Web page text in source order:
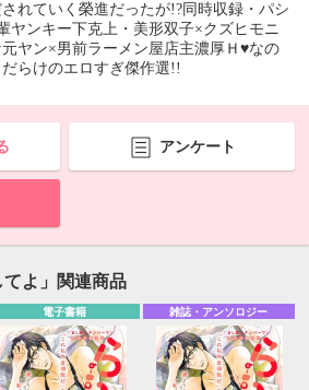
れていく榮進だったが!?同時収録・パシ
ヤンキー下克上・美形双子×クズヒモニ
ヤン×男前ラーメン屋店主濃厚Ｈ♥なの
らけのエロすぎ傑作選!!
アンケート
てよ」関連商品
電子書籍 雑誌・アンソロジー